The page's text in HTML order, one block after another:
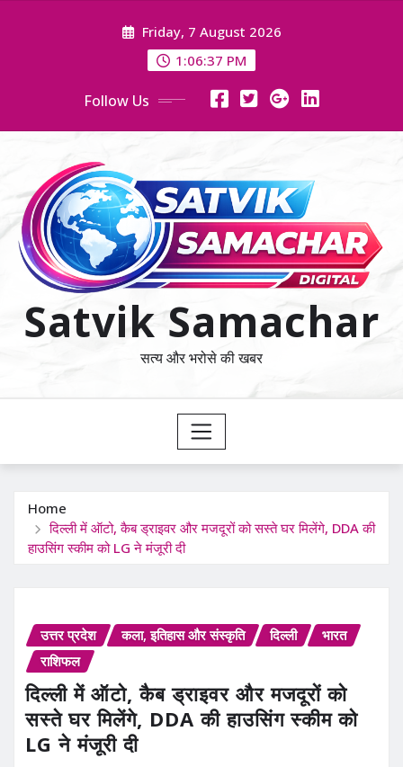
Friday, 7 August 2026
1:06:37 PM
Follow Us
Satvik Samachar
सत्य और भरोसे की खबर
Home
दिल्ली में ऑटो, कैब ड्राइवर और मजदूरों को सस्ते घर मिलेंगे, DDA की
हाउसिंग स्कीम को LG ने मंजूरी दी
उत्तर प्रदेश कला, इतिहास और संस्कृति दिल्ली
भारत
राशिफल
दिल्ली में ऑटो, कैब ड्राइवर और मजदूरों को
सस्ते घर मिलेंगे, DDA की हाउसिंग स्कीम को
LG ने मंजूरी दी